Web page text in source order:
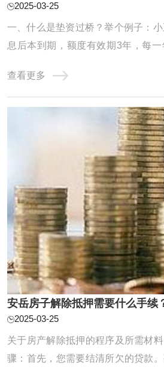
2025-03-25
一、什么是垫资过桥？举个例子：
息后本到期，额度有效期3年，每一
了20万，把30万还掉，第二天又从
公司的20万，给了垫资公司1万的
期拆借一笔的行为就叫做垫资过桥，
查看更多
安岳房子解除抵押需要什么手续
2025-03-25
关于房产解除抵押的程序及所需材
骤：首先，您需要结清所欠的贷款